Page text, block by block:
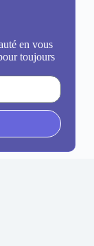
en vous
toujours